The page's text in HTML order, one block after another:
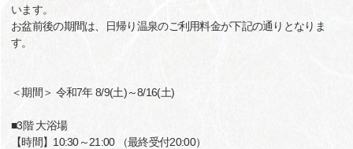
います。
お盆前後の期間は、日帰り温泉のご利用料金が下記の通りとなりま
す。
＜期間＞ 令和7年 8/9(土)～8/16(土)
■3階 大浴場
【時間】10:30～21:00 （最終受付20:00）